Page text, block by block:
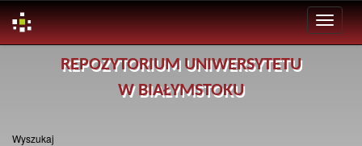
REPOZYTORIUM UNIWERSYTETU
W BIAŁYMSTOKU
Wyszukaj